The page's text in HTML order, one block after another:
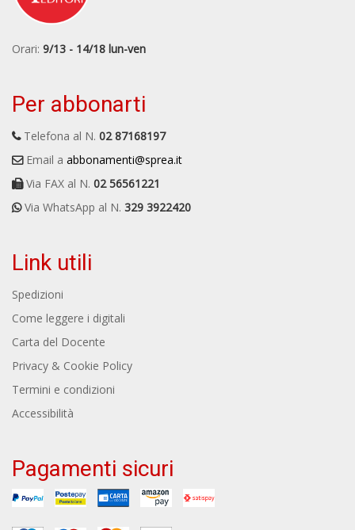
Orari: 9/13 - 14/18 lun-ven
Per abbonarti
Telefona al N. 02 87168197
Email a abbonamenti@sprea.it
Via FAX al N. 02 56561221
Via WhatsApp al N. 329 3922420
Link utili
Spedizioni
Come leggere i digitali
Carta del Docente
Privacy & Cookie Policy
Termini e condizioni
Accessibilità
Pagamenti sicuri